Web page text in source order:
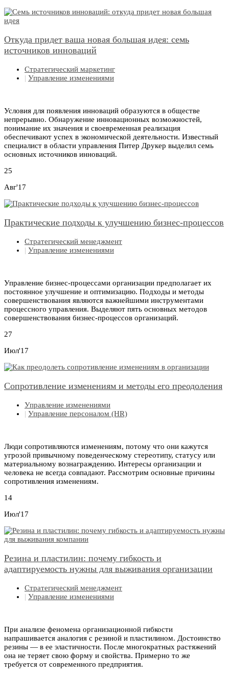
Откуда придет ваша новая большая идея: семь
источников инноваций
Стратегический маркетинг
| Управление изменениями
Условия для появления инноваций образуются в обществе
непрерывно. Обнаружение инновационных возможностей,
понимание их значения и своевременная реализация
обеспечивают успех в экономической деятельности. Известный
специалист в области управления Питер Друкер выделил семь
основных источников инноваций.
25
Авг'17
Практические подходы к улучшению бизнес-процессов
Стратегический менеджмент
| Управление изменениями
Управление бизнес-процессами организации предполагает их
постоянное улучшение и оптимизацию. Подходы и методы
совершенствования являются важнейшими инструментами
процессного управления. Выделяют пять основных методов
совершенствования бизнес-процессов организаций.
27
Июл'17
Сопротивление изменениям и методы его преодоления
Управление изменениями
| Управление персоналом (HR)
Люди сопротивляются изменениям, потому что они кажутся
угрозой привычному поведенческому стереотипу, статусу или
материальному вознаграждению. Интересы организации и
человека не всегда совпадают. Рассмотрим основные причины
сопротивления изменениям.
14
Июл'17
Резина и пластилин: почему гибкость и
адаптируемость нужны для выживания организации
Стратегический менеджмент
| Управление изменениями
При анализе феномена организационной гибкости
напрашивается аналогия с резиной и пластилином. Достоинство
резины — в ее эластичности. После многократных растяжений
она не теряет свою форму и свойства. Примерно то же
требуется от современного предприятия.